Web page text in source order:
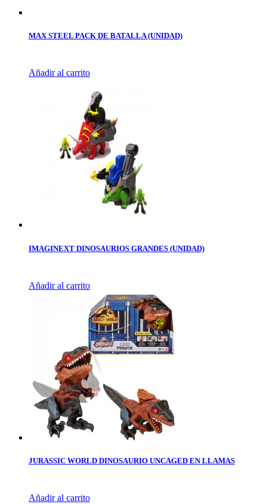
MAX STEEL PACK DE BATALLA (UNIDAD)
Añadir al carrito
IMAGINEXT DINOSAURIOS GRANDES (UNIDAD)
Añadir al carrito
JURASSIC WORLD DINOSAURIO UNCAGED EN LLAMAS
Añadir al carrito